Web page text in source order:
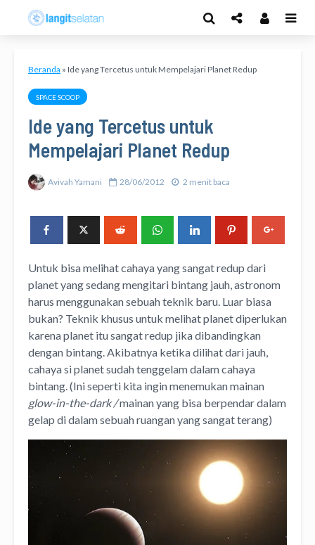
Beranda » Ide yang Tercetus untuk Mempelajari Planet Redup
SPACE SCOOP
Ide yang Tercetus untuk
Mempelajari Planet Redup
Avivah Yamani 28/06/2012 2 menit baca
Untuk bisa melihat cahaya yang sangat redup dari
planet yang sedang mengitari bintang jauh, astronom
harus menggunakan sebuah teknik baru. Luar biasa
bukan? Teknik khusus untuk melihat planet diperlukan
karena planet itu sangat redup jika dibandingkan
dengan bintang.Akibatnya ketika dilihat dari jauh,
cahaya si planet sudah tenggelam dalam cahaya
bintang. (Ini seperti kita ingin menemukan mainan
glow-in-the-dark /mainan yang bisa berpendar dalam
gelap di dalam sebuah ruangan yang sangat terang)